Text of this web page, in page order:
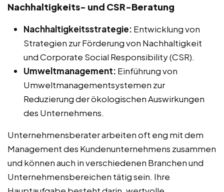
Nachhaltigkeits- und CSR-Beratung
Nachhaltigkeitsstrategie: Entwicklung von
Strategien zur Förderung von Nachhaltigkeit
und Corporate Social Responsibility (CSR).
Umweltmanagement: Einführung von
Umweltmanagementsystemen zur
Reduzierung der ökologischen Auswirkungen
des Unternehmens.
Unternehmensberater arbeiten oft eng mit dem
Management des Kundenunternehmens zusammen
und können auch in verschiedenen Branchen und
Unternehmensbereichen tätig sein. Ihre